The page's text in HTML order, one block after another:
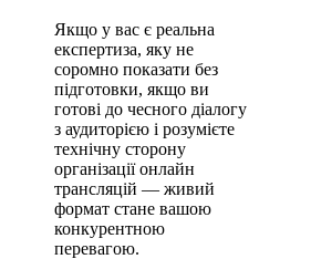
Якщо у вас є реальна
експертиза, яку не
соромно показати без
підготовки, якщо ви
готові до чесного діалогу
з аудиторією і розумієте
технічну сторону
організації онлайн
трансляцій — живий
формат стане вашою
конкурентною
перевагою.